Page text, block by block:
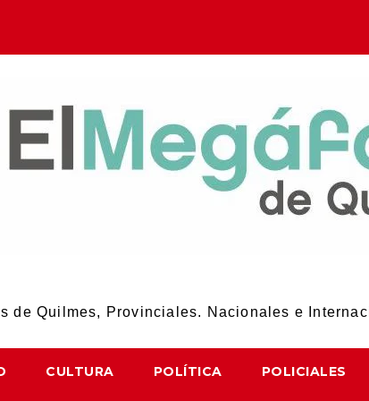
de Quilmes, Provinciales. Nacionales e
CULTURA POLÍTICA POLICIALES